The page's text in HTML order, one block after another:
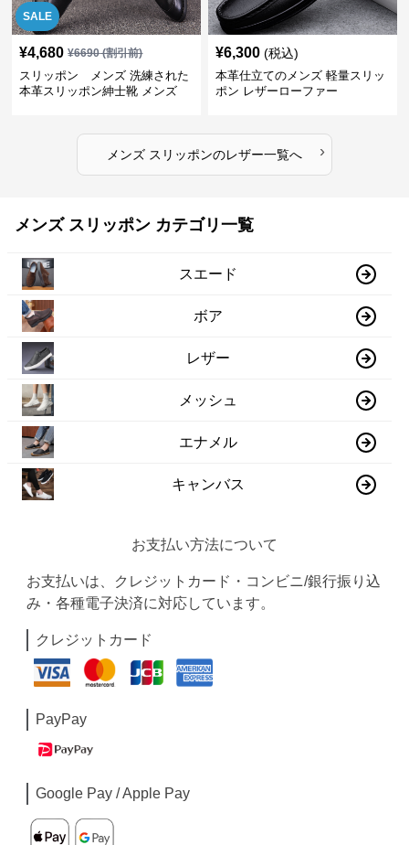
SALE
¥4,680 ¥6690(割引前)
スリッポン メンズ 洗練された
本革スリッポン紳士靴 メンズ
¥6,300 (税込)
本革仕立てのメンズ 軽量スリッ
ポン レザーローファー
メンズ スリッポンのレザー一覧へ ›
メンズ スリッポン カテゴリ一覧
スエード
ボア
レザー
メッシュ
エナメル
キャンバス
お支払い方法について
お支払いは、クレジットカード・コンビニ/銀行振り込
み・各種電子決済に対応しています。
クレジットカード
PayPay
Google Pay / Apple Pay